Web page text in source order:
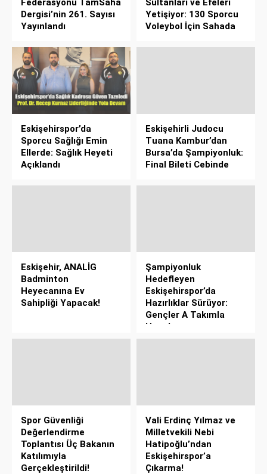
Federasyonu TamSaha
Dergisi’nin 261. Sayısı
Yayınlandı
Sultanları ve Efeleri
Yetişiyor: 130 Sporcu
Voleybol İçin Sahada
Eskişehirspor’da
Sporcu Sağlığı Emin
Ellerde: Sağlık Heyeti
Açıklandı
Eskişehirli Judocu
Tuana Kambur’dan
Bursa’da Şampiyonluk:
Final Bileti Cebinde
Eskişehir, ANALİG
Badminton
Heyecanına Ev
Sahipliği Yapacak!
Şampiyonluk
Hedefleyen
Eskişehirspor’da
Hazırlıklar Sürüyor:
Gençler A Takımla
Hazırlanıyor
Spor Güvenliği
Değerlendirme
Toplantısı Üç Bakanın
Katılımıyla
Gerçekleştirildi!
Vali Erdinç Yılmaz ve
Milletvekili Nebi
Hatipoğlu’ndan
Eskişehirspor’a
Çıkarma!